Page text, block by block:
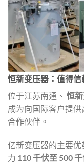
恒新变压器：值得
位于江苏南通、 恒
成为向国际客户提
合作伙伴。
亿新变压器的主要
力 110 千伏至 500